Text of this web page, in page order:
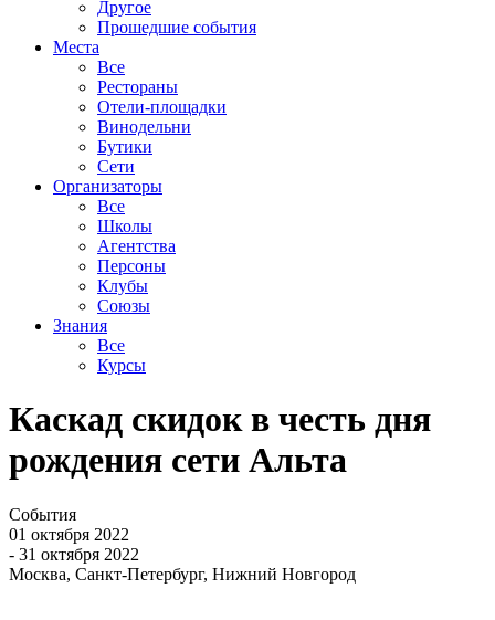
Другое
Прошедшие события
Места
Все
Рестораны
Отели-площадки
Винодельни
Бутики
Сети
Организаторы
Все
Школы
Агентства
Персоны
Клубы
Союзы
Знания
Все
Курсы
Каскад скидок в честь дня
рождения сети Альта
События
01 октября 2022
- 31 октября 2022
Москва, Санкт-Петербург, Нижний Новгород